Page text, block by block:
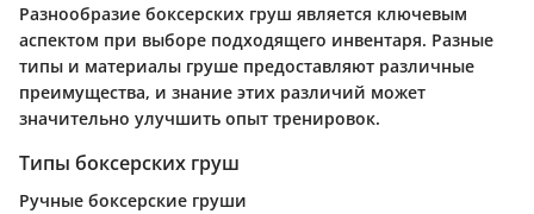
Разнообразие боксерских груш является ключевым
аспектом при выборе подходящего инвентаря. Разные
типы и материалы груше предоставляют различные
преимущества, и знание этих различий может
значительно улучшить опыт тренировок.
Типы боксерских груш
Ручные боксерские груши